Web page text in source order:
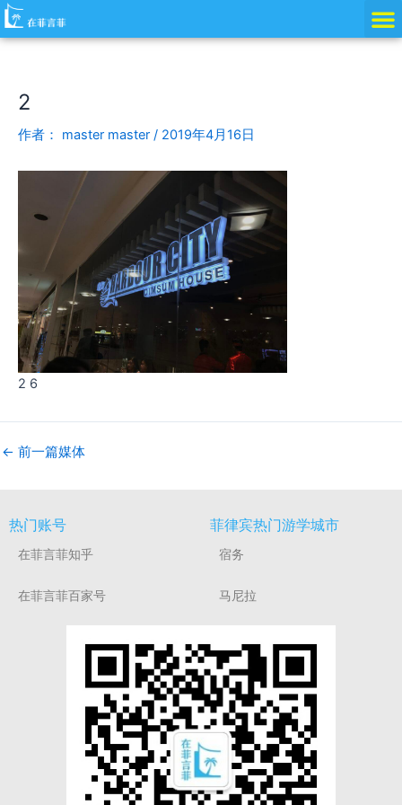
跳
至
2
作者： master master / 2019年4月16日
2 6
Post
navigation
← 前一篇媒体
热门账号
在菲言菲知乎
在菲言菲百家号
菲律宾热门游学城市
宿务
马尼拉